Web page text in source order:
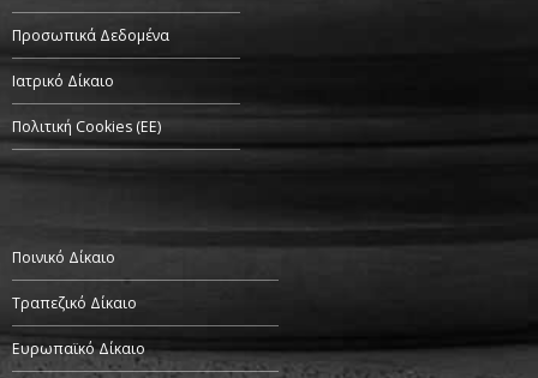
Προσωπικά Δεδομένα
Ιατρικό Δίκαιο
Πολιτική Cookies (ΕΕ)
Ποινικό Δίκαιο
Τραπεζικό Δίκαιο
Ευρωπαϊκό Δίκαιο